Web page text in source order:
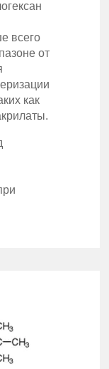
всего
от
как